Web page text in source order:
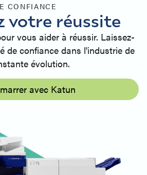
CONFIANCE
votre réussite
vous aider à réussir. Laissez-
de confiance dans l'industrie de
évolution.
avec Katun